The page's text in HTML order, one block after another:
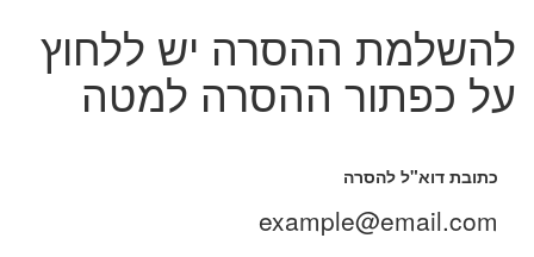
להשלמת ההסרה יש ללחוץ
על כפתור ההסרה למטה
כתובת דוא"ל להסרה
example@email.com